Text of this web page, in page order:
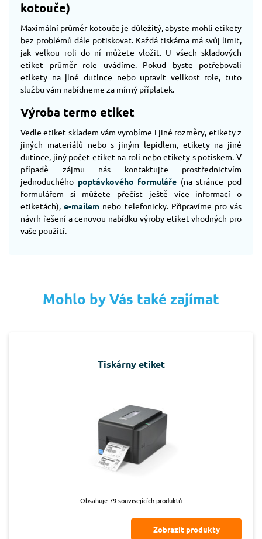
kotouče)
Maximální průměr kotouče je důležitý, abyste mohli etikety
bez problémů dále potiskovat. Každá tiskárna má svůj limit,
jak velkou roli do ní můžete vložit. U všech skladových
etiket průměr role uvádíme. Pokud byste potřebovali
etikety na jiné dutince nebo upravit velikost role, tuto
službu vám nabídneme za mírný příplatek.
Výroba termo etiket
Vedle etiket skladem vám vyrobíme i jiné rozměry, etikety z
jiných materiálů nebo s jiným lepidlem, etikety na jiné
dutince, jiný počet etiket na roli nebo etikety s potiskem. V
případě zájmu nás kontaktujte prostřednictvím
jednoduchého poptávkového formuláře (na stránce pod
formulářem si můžete přečíst ještě více informací o
etiketách),e-mailem nebo telefonicky. Připravíme pro vás
návrh řešení a cenovou nabídku výroby etiket vhodných pro
vaše použití.
Mohlo by Vás také zajímat
Tiskárny etiket
Obsahuje 79 souvisejících produktů
Zobrazit produkty